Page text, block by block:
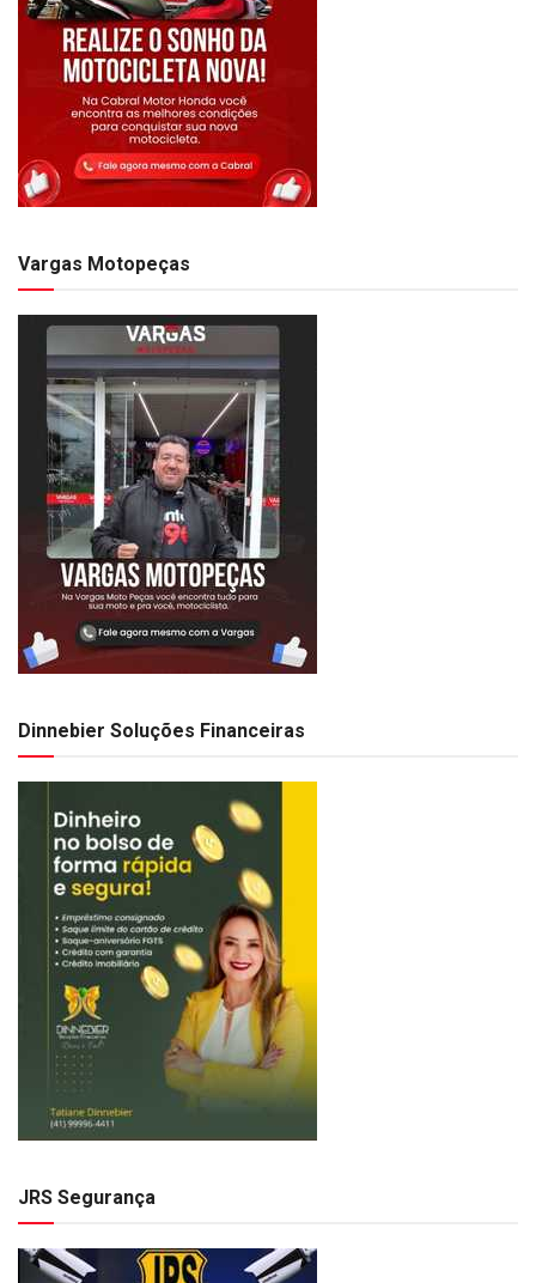
Vargas Motopeças
Dinnebier Soluções Financeiras
JRS Segurança